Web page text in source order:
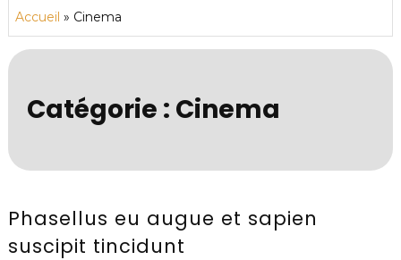
Accueil » Cinema
Catégorie : Cinema
Phasellus eu augue et sapien
suscipit tincidunt